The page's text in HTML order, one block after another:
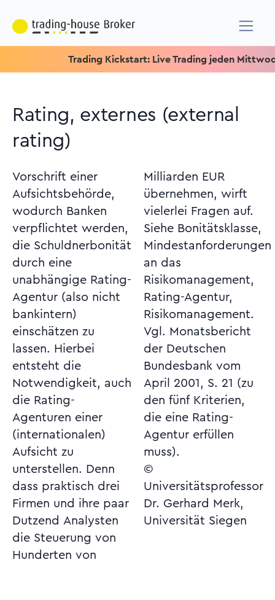
Trading Kickstart: Live Trading jeden Mittwoch
Rating, externes (external
rating)
Vorschrift einer
Aufsichtsbehörde,
wodurch Banken
verpflichtet werden,
die Schuldnerbonität
durch eine
unabhängige Rating-
Agentur (also nicht
bankintern)
einschätzen zu
lassen. Hierbei
entsteht die
Notwendigkeit, auch
die Rating-
Agenturen einer
(internationalen)
Aufsicht zu
unterstellen. Denn
dass praktisch drei
Firmen und ihre paar
Dutzend Analysten
die Steuerung von
Hunderten von
Milliarden EUR
übernehmen, wirft
vielerlei Fragen auf.
Siehe Bonitätsklasse,
Mindestanforderungen
an das
Risikomanagement,
Rating-Agentur,
Risikomanagement.
Vgl. Monatsbericht
der Deutschen
Bundesbank vom
April 2001, S. 21 (zu
den fünf Kriterien,
die eine Rating-
Agentur erfüllen
muss).
©
Universitätsprofessor
Dr. Gerhard Merk,
Universität Siegen